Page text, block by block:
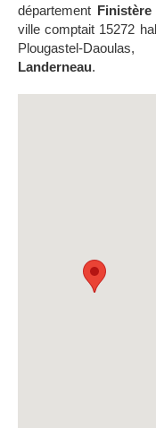
département Finistère
ville comptait 15272
Plougastel-
Landerneau.